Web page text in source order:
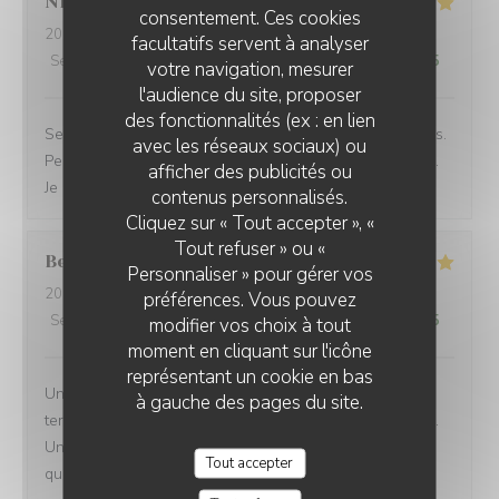
consentement. Ces cookies
facultatifs servent à analyser
votre navigation, mesurer
l'audience du site, proposer
des fonctionnalités (ex : en lien
avec les réseaux sociaux) ou
afficher des publicités ou
contenus personnalisés.
Cliquez sur « Tout accepter », «
Tout refuser » ou «
Personnaliser » pour gérer vos
préférences. Vous pouvez
modifier vos choix à tout
moment en cliquant sur l'icône
représentant un cookie en bas
à gauche des pages du site.
Tout accepter
2026-06-23
- 12:45 - Couverts 2
Service
Ambiance: 5 /5 Cuisine :5 /5 Qualité / Prix /5
Service rapide pour une pause déjeuner entre collègues.
Personnel agréable et efficace. Le plat du jour était bon.
Je recommande cet établissement
Bernard G
2026-06-17
- 18:30 - Couverts 5
Service
Ambiance:4/5 Cuisine: 5/5 Qualité / Prix /5
Une équipe très à l'écoute, souriante et efficace... Une
terrasse où il fait bon vivre et une salle climatisée aussi.
Une carte de bières très variée et une restauration de
qualité !